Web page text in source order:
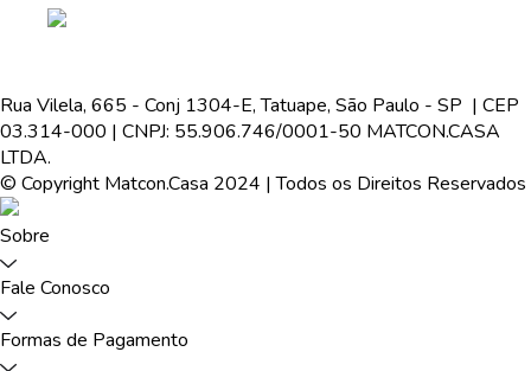
Rua Vilela, 665 - Conj 1304-E, Tatuape, São Paulo - SP | CEP
03.314-000 | CNPJ: 55.906.746/0001-50 MATCON.CASA
LTDA.
© Copyright Matcon.Casa 2024 | Todos os Direitos Reservados
Sobre
Fale Conosco
Formas de Pagamento